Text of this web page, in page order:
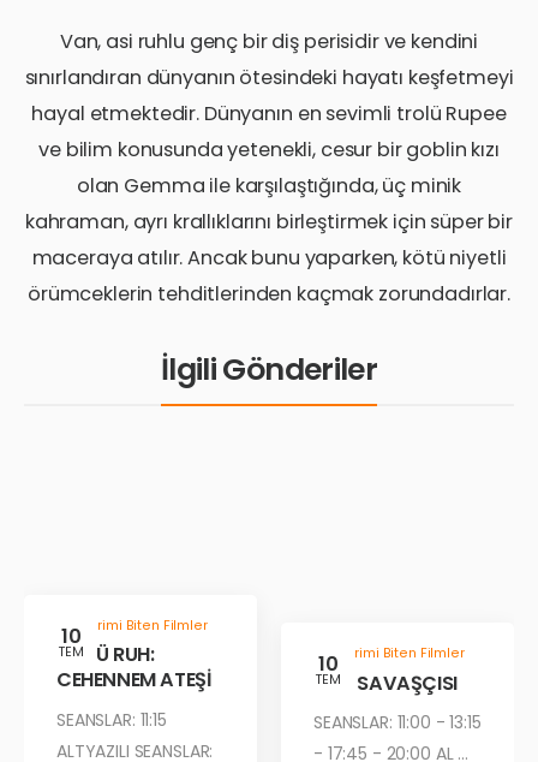
Van, asi ruhlu genç bir diş perisidir ve kendini
sınırlandıran dünyanın ötesindeki hayatı keşfetmeyi
hayal etmektedir. Dünyanın en sevimli trolü Rupee
ve bilim konusunda yetenekli, cesur bir goblin kızı
olan Gemma ile karşılaştığında, üç minik
kahraman, ayrı krallıklarını birleştirmek için süper bir
maceraya atılır. Ancak bunu yaparken, kötü niyetli
örümceklerin tehditlerinden kaçmak zorundadırlar.
İlgili Gönderiler
10
TEM
Gösterimi Biten Filmler
KÖTÜ RUH:
CEHENNEM ATEŞİ
SEANSLAR: 11:15
ALTYAZILI SEANSLAR:
10
TEM
Gösterimi Biten Filmler
ÇÖL SAVAŞÇISI
SEANSLAR: 11:00 - 13:15
- 17:45 - 20:00 AL ...